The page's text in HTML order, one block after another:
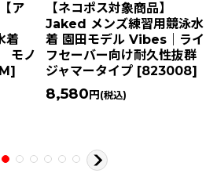
ア
着
モノ
]
【ネコポス対象商品】
Jaked メンズ練習用競泳水
着 園田モデル Vibes｜ライ
フセーバー向け耐久性抜群
ジャマータイプ [823008]
8,580円(税込)